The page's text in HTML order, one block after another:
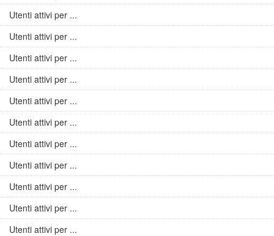
Utenti attivi per ...
Utenti attivi per ...
Utenti attivi per ...
Utenti attivi per ...
Utenti attivi per ...
Utenti attivi per ...
Utenti attivi per ...
Utenti attivi per ...
Utenti attivi per ...
Utenti attivi per ...
Utenti attivi per ...